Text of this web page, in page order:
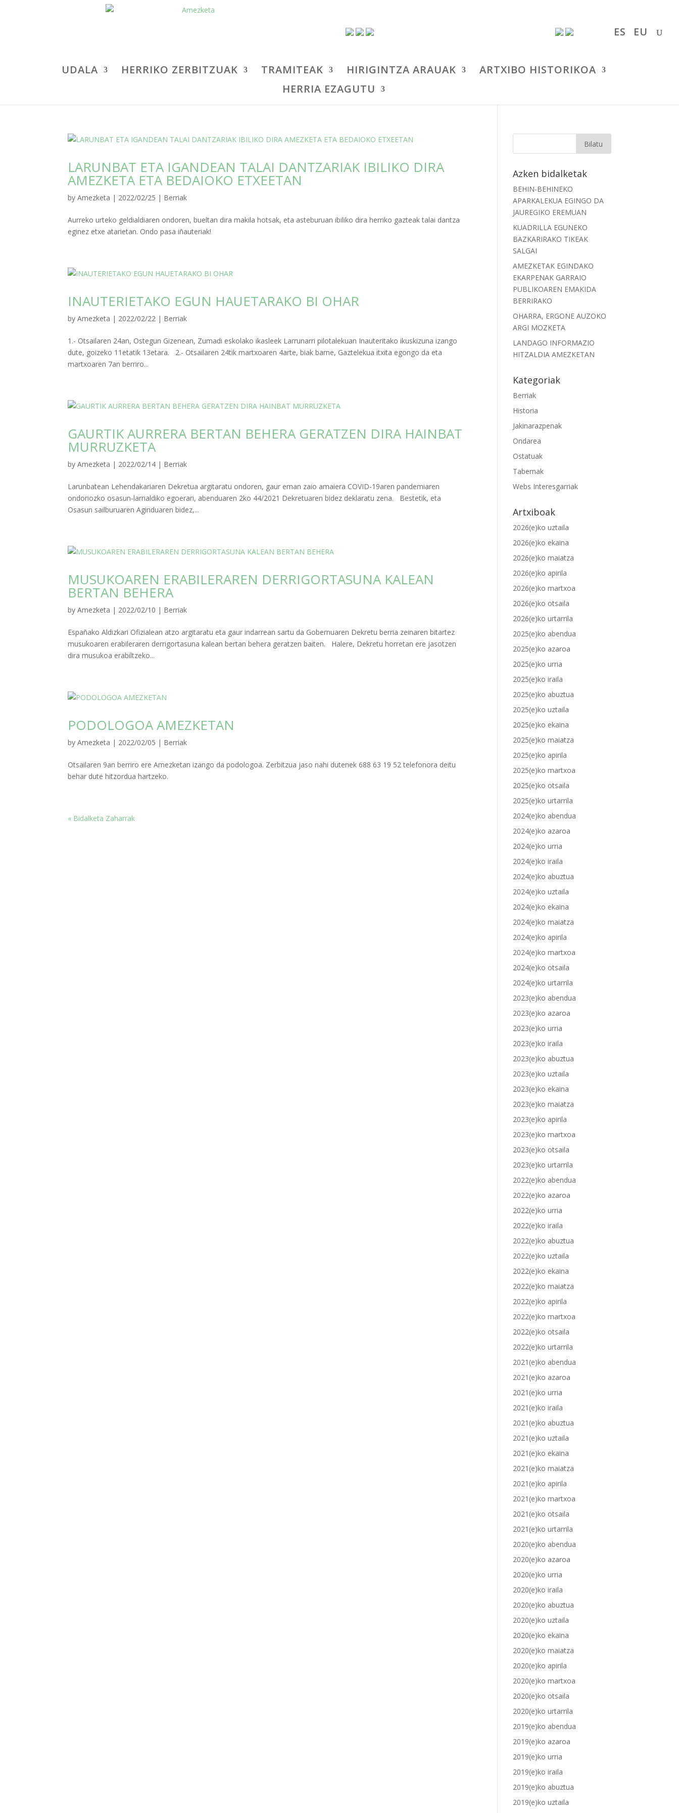
UDALA HERRIKO ZERBITZUAK TRAMITEAK HIRIGINTZA ARAUAK
ARTXIBO HISTORIKOA
HERRIA EZAGUTU
EU
ES
LARUNBAT ETA IGANDEAN TALAI DANTZARIAK IBILIKO DIRA
AMEZKETA ETA BEDAIOKO ETXEETAN
byAmezketa | 2022/02/25 | Berriak
Aurreko urteko geldialdiaren ondoren, bueltan dira makila hotsak, eta asteburuan ibiliko dira herriko gazteak talai dantza
eginez etxe atarietan. Ondo pasa iñauteriak!
INAUTERIETAKO EGUN HAUETARAKO BI OHAR
byAmezketa | 2022/02/22 | Berriak
1.- Otsailaren 24an, Ostegun Gizenean, Zumadi eskolako ikasleek Larrunarri pilotalekuan Inauteritako ikuskizuna izango
dute, goizeko 11etatik 13etara. 2.- Otsailaren 24tik martxoaren 4arte, biak barne, Gaztelekua itxita egongo da eta
martxoaren 7an berriro...
GAURTIK AURRERA BERTAN BEHERA GERATZEN DIRA HAINBAT
MURRUZKETA
byAmezketa | 2022/02/14 | Berriak
Larunbatean Lehendakariaren Dekretua argitaratu ondoren, gaur eman zaio amaiera COVID-19aren pandemiaren
ondoriozko osasun-larrialdiko egoerari, abenduaren 2ko 44/2021 Dekretuaren bidez deklaratu zena. Bestetik, eta
Osasun sailburuaren Aginduaren bidez,...
MUSUKOAREN ERABILERAREN DERRIGORTASUNA KALEAN
BERTAN BEHERA
byAmezketa | 2022/02/10 | Berriak
Españako Aldizkari Ofizialean atzo argitaratu eta gaur indarrean sartu da Gobernuaren Dekretu berria zeinaren bitartez
musukoaren erabileraren derrigortasuna kalean bertan behera geratzen baiten. Halere, Dekretu horretan ere jasotzen
dira musukoa erabiltzeko...
PODOLOGOA AMEZKETAN
byAmezketa | 2022/02/05 | Berriak
Otsailaren 9an berriro ere Amezketan izango da podologoa. Zerbitzua jaso nahi dutenek 688 63 19 52 telefonora deitu
behar dute hitzordua hartzeko.
« Bidalketa Zaharrak
Azken bidalketak
BEHIN-BEHINEKO
APARKALEKUA EGINGO DA
JAUREGIKO EREMUAN
KUADRILLA EGUNEKO
BAZKARIRAKO TIKEAK
SALGAI
AMEZKETAK EGINDAKO
EKARPENAK GARRAIO
PUBLIKOAREN EMAKIDA
BERRIRAKO
OHARRA, ERGONE AUZOKO
ARGI MOZKETA
LANDAGO INFORMAZIO
HITZALDIA AMEZKETAN
Kategoriak
Berriak
Historia
Jakinarazpenak
Ondarea
Ostatuak
Tabernak
Webs Interesgarriak
Artxiboak
2026(e)ko uztaila
2026(e)ko ekaina
2026(e)ko maiatza
2026(e)ko apirila
2026(e)ko martxoa
2026(e)ko otsaila
2026(e)ko urtarrila
2025(e)ko abendua
2025(e)ko azaroa
2025(e)ko urria
2025(e)ko iraila
2025(e)ko abuztua
2025(e)ko uztaila
2025(e)ko ekaina
2025(e)ko maiatza
2025(e)ko apirila
2025(e)ko martxoa
2025(e)ko otsaila
2025(e)ko urtarrila
2024(e)ko abendua
2024(e)ko azaroa
2024(e)ko urria
2024(e)ko iraila
2024(e)ko abuztua
2024(e)ko uztaila
2024(e)ko ekaina
2024(e)ko maiatza
2024(e)ko apirila
2024(e)ko martxoa
2024(e)ko otsaila
2024(e)ko urtarrila
2023(e)ko abendua
2023(e)ko azaroa
2023(e)ko urria
2023(e)ko iraila
2023(e)ko abuztua
2023(e)ko uztaila
2023(e)ko ekaina
2023(e)ko maiatza
2023(e)ko apirila
2023(e)ko martxoa
2023(e)ko otsaila
2023(e)ko urtarrila
2022(e)ko abendua
2022(e)ko azaroa
2022(e)ko urria
2022(e)ko iraila
2022(e)ko abuztua
2022(e)ko uztaila
2022(e)ko ekaina
2022(e)ko maiatza
2022(e)ko apirila
2022(e)ko martxoa
2022(e)ko otsaila
2022(e)ko urtarrila
2021(e)ko abendua
2021(e)ko azaroa
2021(e)ko urria
2021(e)ko iraila
2021(e)ko abuztua
2021(e)ko uztaila
2021(e)ko ekaina
2021(e)ko maiatza
2021(e)ko apirila
2021(e)ko martxoa
2021(e)ko otsaila
2021(e)ko urtarrila
2020(e)ko abendua
2020(e)ko azaroa
2020(e)ko urria
2020(e)ko iraila
2020(e)ko abuztua
2020(e)ko uztaila
2020(e)ko ekaina
2020(e)ko maiatza
2020(e)ko apirila
2020(e)ko martxoa
2020(e)ko otsaila
2020(e)ko urtarrila
2019(e)ko abendua
2019(e)ko azaroa
2019(e)ko urria
2019(e)ko iraila
2019(e)ko abuztua
2019(e)ko uztaila